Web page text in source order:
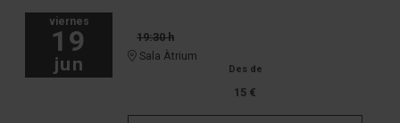
viernes
19
jun
19:30 h
Sala Àtrium
Des de
15 €